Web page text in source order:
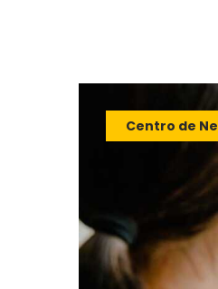
Centro de